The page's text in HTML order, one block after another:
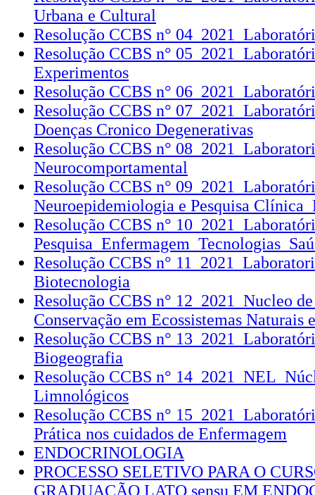
Urbana e Cultural
Resolução CCBS n°
Resolução CCBS n°
Experimentos
Resolução CCBS n°
Resolução CCBS n°
Doenças Cronico Degenerativas
Resolução CCBS n°
Neurocomportamental
Resolução CCBS n°
Neuroepidemiologia e Pesquisa
Resolução CCBS n°
Resolução CCBS n°
Biotecnologia
Resolução CCBS n° 12_2021_Nucleo
Conservação em Ecossistemas Naturais
Resolução CCBS n°
Biogeografia
Resolução CCBS n°
Limnológicos
Resolução CCBS n°
Prática nos cuidados de Enfermagem
ENDOCRINOLOGIA
PROCESSO SELETIVO PARA O
GRADUAÇÃO LATO sensu EM